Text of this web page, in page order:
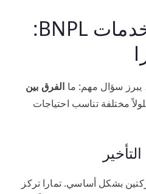
الفروقات بين خدمات BNPL:
يبرز سؤال مهم: ما الفرق بين
مختلفة تناسب احتياجات
بشكل أساسي. تمارا تركز